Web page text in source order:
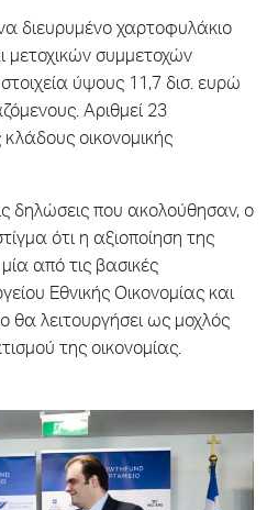
διευρυμένο χαρτοφυλάκιο
μετοχικών συμμετοχών
στοιχεία ύψους 11,7 δισ. ευρώ
Αριθμεί 23
οικονομικής
δηλώσεις που ακολούθησαν, ο
ότι η αξιοποίηση της
από τις βασικές
Εθνικής Οικονομίας και
θα λειτουργήσει ως μοχλός
της οικονομίας.